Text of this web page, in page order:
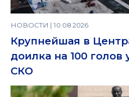
НОВОСТИ | 10.08.2026
Крупнейшая в
доилка на 100 голов
СКО